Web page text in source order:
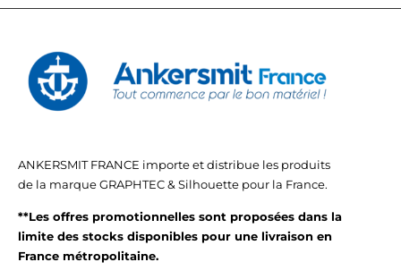
ANKERSMIT FRANCE importe et distribue les produits
de la marque GRAPHTEC & Silhouette pour la France.
**Les offres promotionnelles sont proposées dans la
limite des stocks disponibles pour une livraison en
France métropolitaine.